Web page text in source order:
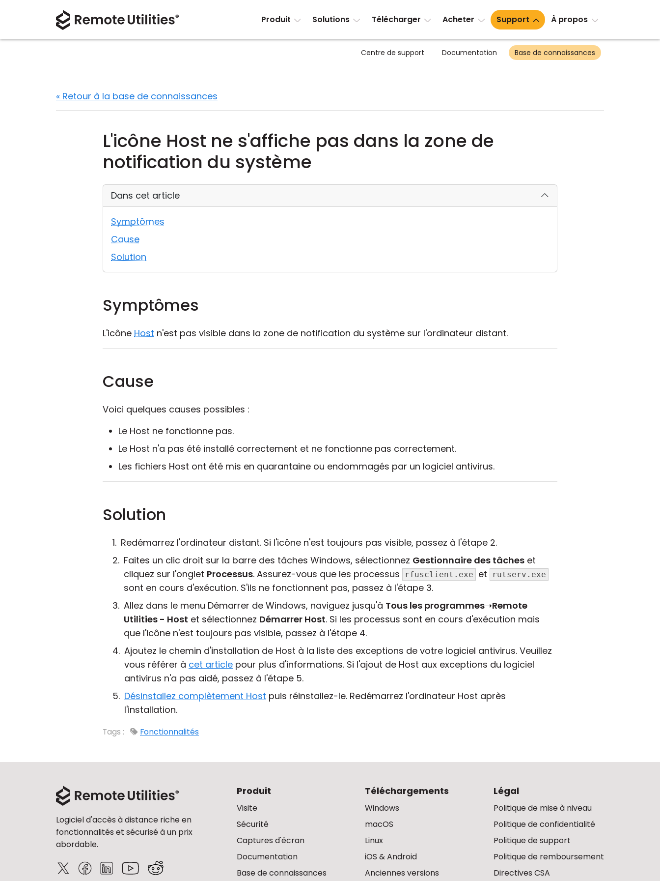
Produit Solutions Télécharger Acheter Support À propos
Centre de support Documentation Base de connaissances
« Retour à la base de connaissances
L'icône Host ne s'affiche pas dans la zone de
notification du système
Dans cet article
Symptômes
Cause
Solution
Symptômes
L'icône Host n'est pas visible dans la zone de notification du système sur l'ordinateur distant.
Cause
Voici quelques causes possibles :
Le Host ne fonctionne pas.
Le Host n'a pas été installé correctement et ne fonctionne pas correctement.
Les fichiers Host ont été mis en quarantaine ou endommagés par un logiciel antivirus.
Solution
Redémarrez l'ordinateur distant. Si l'icône n'est toujours pas visible, passez à l'étape 2.
Faites un clic droit sur la barre des tâches Windows, sélectionnez Gestionnaire des tâches et
cliquez sur l'onglet Processus. Assurez-vous que les processus rfusclient.exe et rutserv.exe
sont en cours d'exécution. S'ils ne fonctionnent pas, passez à l'étape 3.
Allez dans le menu Démarrer de Windows, naviguez jusqu'à Tous les programmes➝Remote
Utilities - Host et sélectionnez Démarrer Host. Si les processus sont en cours d'exécution mais
que l'icône n'est toujours pas visible, passez à l'étape 4.
Ajoutez le chemin d'installation de Host à la liste des exceptions de votre logiciel antivirus. Veuillez
vous référer à cet article pour plus d'informations. Si l'ajout de Host aux exceptions du logiciel
antivirus n'a pas aidé, passez à l'étape 5.
Désinstallez complètement Host puis réinstallez-le. Redémarrez l'ordinateur Host après
l'installation.
Tags : Fonctionnalités
Logiciel d'accès à distance riche en
fonctionnalités et sécurisé à un prix
abordable.
Produit
Visite
Sécurité
Captures d'écran
Documentation
Base de connaissances
Téléchargements
Windows
macOS
Linux
iOS & Android
Anciennes versions
Légal
Politique de mise à niveau
Politique de confidentialité
Politique de support
Politique de remboursement
Directives CSA